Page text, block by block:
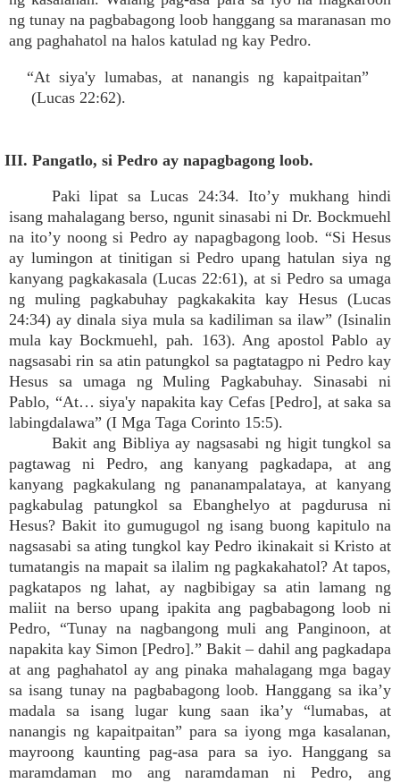
ng tunay na pagbabagong loob hanggang sa maranasan mo
ang paghahatol na halos katulad ng kay Pedro.
“At siya'y lumabas, at nanangis ng kapaitpaitan”
(Lucas 22:62).
III. Pangatlo, si Pedro ay napagbagong loob.
Paki lipat sa Lucas 24:34. Ito’y mukhang hindi
isang mahalagang berso, ngunit sinasabi ni Dr. Bockmuehl
na ito’y noong si Pedro ay napagbagong loob. “Si Hesus
ay lumingon at tinitigan si Pedro upang hatulan siya ng
kanyang pagkakasala (Lucas 22:61), at si Pedro sa umaga
ng muling pagkabuhay pagkakakita kay Hesus (Lucas
24:34) ay dinala siya mula sa kadiliman sa ilaw” (Isinalin
mula kay Bockmuehl, pah. 163). Ang apostol Pablo ay
nagsasabi rin sa atin patungkol sa pagtatagpo ni Pedro kay
Hesus sa umaga ng Muling Pagkabuhay. Sinasabi ni
Pablo, “At… siya'y napakita kay Cefas [Pedro], at saka sa
labingdalawa” (I Mga Taga Corinto 15:5).
Bakit ang Bibliya ay nagsasabi ng higit tungkol sa
pagtawag ni Pedro, ang kanyang pagkadapa, at ang
kanyang pagkakulang ng pananampalataya, at kanyang
pagkabulag patungkol sa Ebanghelyo at pagdurusa ni
Hesus? Bakit ito gumugugol ng isang buong kapitulo na
nagsasabi sa ating tungkol kay Pedro ikinakait si Kristo at
tumatangis na mapait sa ilalim ng pagkakahatol? At tapos,
pagkatapos ng lahat, ay nagbibigay sa atin lamang ng
maliit na berso upang ipakita ang pagbabagong loob ni
Pedro, “Tunay na nagbangong muli ang Panginoon, at
napakita kay Simon [Pedro].” Bakit – dahil ang pagkadapa
at ang paghahatol ay ang pinaka mahalagang mga bagay
sa isang tunay na pagbabagong loob. Hanggang sa ika’y
madala sa isang lugar kung saan ika’y “lumabas, at
nanangis ng kapaitpaitan” para sa iyong mga kasalanan,
mayroong kaunting pag-asa para sa iyo. Hanggang sa
maramdaman mo ang naramdaman ni Pedro, ang